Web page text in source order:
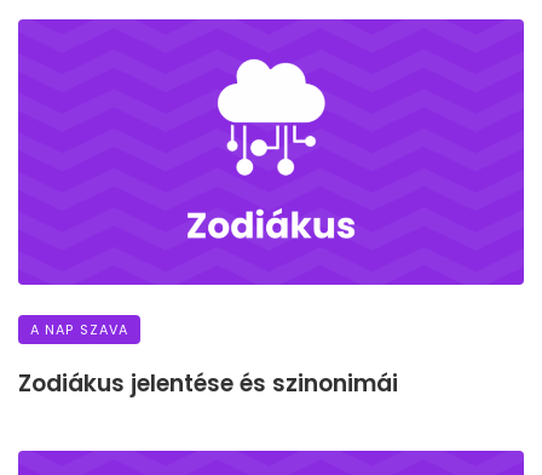
A NAP SZAVA
Zodiákus jelentése és szinonimái